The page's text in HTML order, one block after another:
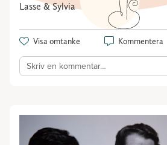
Lasse & Sylvia
Visa omtanke Kommentera
Skriv en kommentar…